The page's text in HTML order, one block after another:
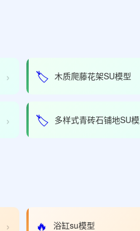
› 🏷️ 木质爬藤花架SU模型
› 🏷️ 多样式青砖石铺地SU
› 🔥 浴缸su模型